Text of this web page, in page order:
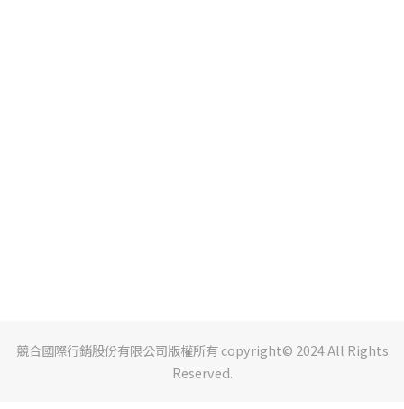
競合國際行銷股份有限公司版權所有 copyright© 2024 All Rights
Reserved.